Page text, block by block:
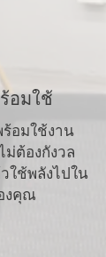
อมใช้
อมใช้งาน
ต้องกังวล
ใช้พลังไปใน
งคุณ